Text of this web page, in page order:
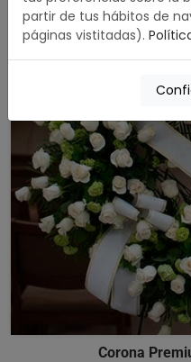
Corona
partir de tus hábitos de
páginas vistitadas).